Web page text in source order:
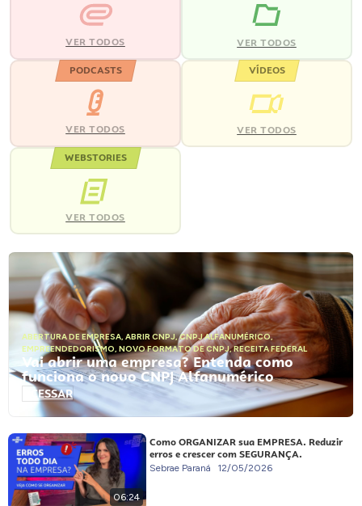
VER TODOS VER TODOS
PODCASTS
VER TODOS
VÍDEOS
VER TODOS
WEBSTORIES
VER TODOS
ABERTURA DE EMPRESA, ABRIR CNPJ,CNPJ ALFANUMÉRICO,
EMPREENDEDORISMO, NOVO FORMATO DE CNPJ,RECEITA FEDERAL
Vai abrir uma empresa? Entenda como
funciona o novo CNPJ Alfanumérico
ACESSAR
06:24
Como ORGANIZAR sua EMPRESA. Reduzir
erros e crescer com SEGURANÇA.
Sebrae Paraná 12/05/2026